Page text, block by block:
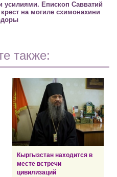
усилиями. Епископ Савватий
на могиле схимонахини
также:
Кыргызстан находится в
месте встречи
цивилизаций